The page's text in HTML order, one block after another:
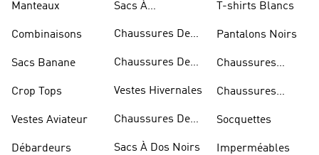
Manteaux
Combinaisons
Sacs Banane
Crop Tops
Vestes Aviateur
Débardeurs
Sacs À
Chaussures De
Chaussures De
Vestes Hivernales
Chaussures De
Sacs À Dos Noirs
T-shirts Blancs
Pantalons Noirs
Chaussures
Chaussures
Socquettes
Imperméables